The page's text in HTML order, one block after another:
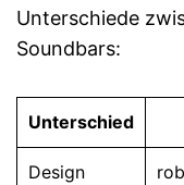
Unterschiede
Soundbars:
Unterschied
Design